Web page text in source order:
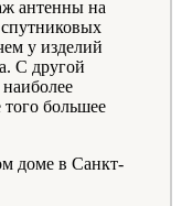
антенны на
у изделий
С другой
большее